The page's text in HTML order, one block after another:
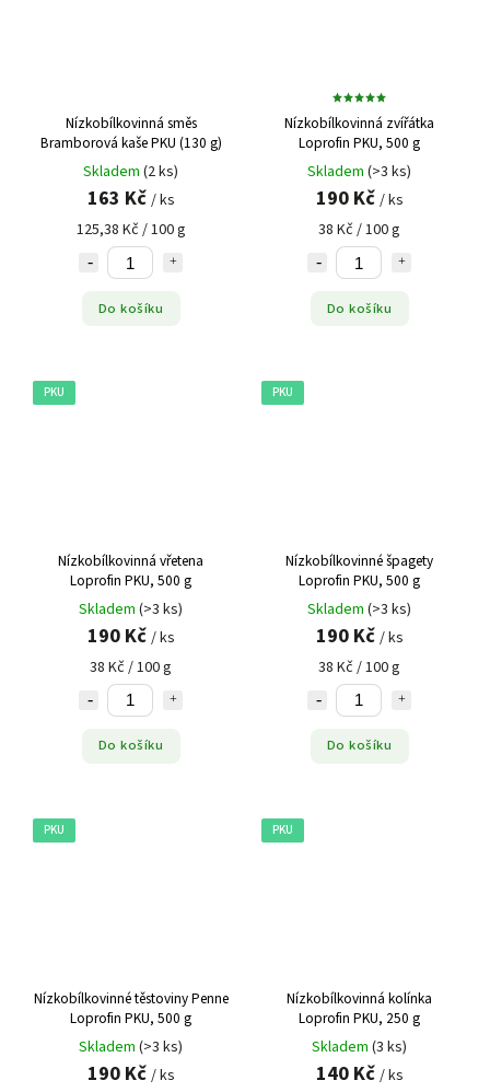
Nízkobílkovinná směs
Bramborová kaše PKU (130 g)
Skladem (2 ks)
163 Kč / ks
125,38 Kč / 100 g
Do košíku
Nízkobílkovinná zvířátka
Loprofin PKU, 500 g
Skladem (>3 ks)
190 Kč / ks
38 Kč / 100 g
Do košíku
PKU
Nízkobílkovinná vřetena
Loprofin PKU, 500 g
Skladem (>3 ks)
190 Kč / ks
38 Kč / 100 g
Do košíku
PKU
Nízkobílkovinné špagety
Loprofin PKU, 500 g
Skladem (>3 ks)
190 Kč / ks
38 Kč / 100 g
Do košíku
PKU
Nízkobílkovinné těstoviny Penne
Loprofin PKU, 500 g
Skladem (>3 ks)
190 Kč / ks
PKU
Nízkobílkovinná kolínka
Loprofin PKU, 250 g
Skladem (3 ks)
140 Kč / ks